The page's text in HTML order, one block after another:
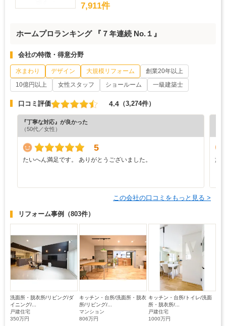
7,911件
ホームプロランキング 『７年連続 No.１』
会社の特徴・得意分野
水まわり デザイン 大規模リフォーム
創業20年以上
10億円以上
女性スタッフ ショールーム 一級建築士
口コミ評価 4.4 （3,274件）
『丁寧な対応』が良かった
（50代／女性）
5
たいへん満足です。 ありがとうございました。
施
この会社の口コミをもっと見る >
リフォーム事例 （803件）
洗面所・脱衣所/リビング/ダ
イニング/...
戸建住宅
350万円
キッチン・台所/洗面所・脱衣
所/リビング/...
マンション
806万円
キッチン・台所/トイレ/洗面
所・脱衣所/...
戸建住宅
1000万円